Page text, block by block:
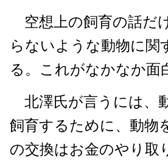
空想上の飼育の話だ
らないような動物に
る。これがなかなか面
北澤氏が言うには、
飼育するために、動物
の交換はお金のやり取